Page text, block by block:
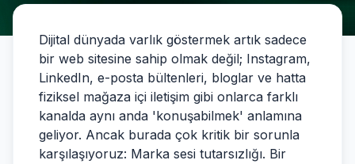
Dijital dünyada varlık göstermek artık sadece
bir web sitesine sahip olmak değil; Instagram,
LinkedIn, e-posta bültenleri, bloglar ve hatta
fiziksel mağaza içi iletişim gibi onlarca farklı
kanalda aynı anda 'konuşabilmek' anlamına
geliyor. Ancak burada çok kritik bir sorunla
karşılaşıyoruz: Marka sesi tutarsızlığı. Bir